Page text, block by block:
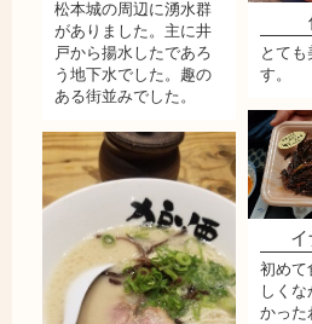
松本城の周辺に湧水群
がありました。主に井
戸から揚水したであろ
う地下水でした。趣の
ある街並みでした。
とて
す。
初めて
しく
かった